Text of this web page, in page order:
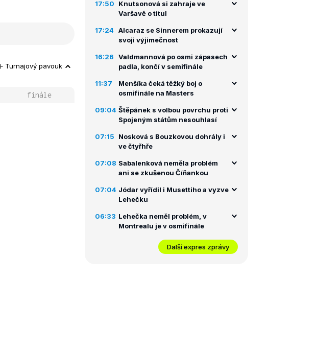
Turnajový pavouk
finále
17:50
Knutsonová si zahraje ve
Varšavě o titul
17:24 Alcaraz se Sinnerem prokazují
svoji výjimečnost
16:26
Valdmannová po osmi zápasech
padla, končí v semifinále
11:37
Menšíka čeká těžký boj o
osmifinále na Masters
09:04 Štěpánek s volbou povrchu proti
Spojeným státům nesouhlasí
07:15
Nosková s Bouzkovou dohrály i
ve čtyřhře
07:08 Sabalenková neměla problém
ani se zkušenou Číňankou
07:04 Jódar vyřídil i Musettiho a vyzve
Lehečku
06:33 Lehečka neměl problém, v
Montrealu je v osmifinále
Další expres zprávy